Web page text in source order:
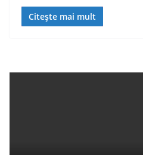
Citește mai mult